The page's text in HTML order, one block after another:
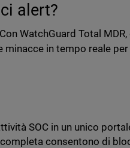
alert?
WatchGuard Total
minacce in tempo reale per
SOC in un unico
consentono di